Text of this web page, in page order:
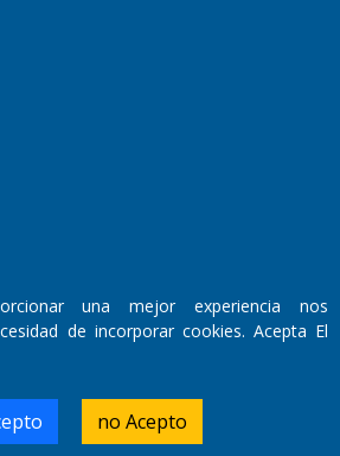
855,
una mejor experiencia nos
de incorporar cookies. Acepta El
no Acepto